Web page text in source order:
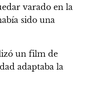
varado en la
sido una
un film de
adaptaba la